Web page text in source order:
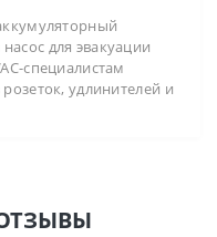
для эвакуации
специалистам
удлинителей и